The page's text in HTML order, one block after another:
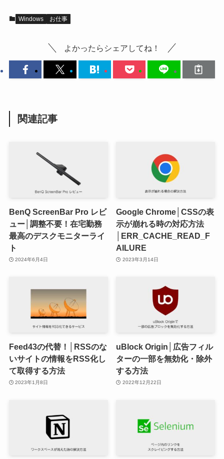
Windows お仕事
よかったらシェアしてね！
関連記事
BenQ ScreenBar Pro レビ
ュー│調整不要！在宅勤務
最高のデスクモニターライ
ト
2024年6月4日
Google Chrome│CSSの表
示が崩れる時の対応方法
│ERR_CACHE_READ_F
AILURE
2023年3月14日
Feed43の代替！│RSSのな
いサイトの情報をRSS化し
て取得する方法
2023年1月8日
uBlock Origin│広告フィル
ターの一部を無効化・除外
する方法
2022年12月22日